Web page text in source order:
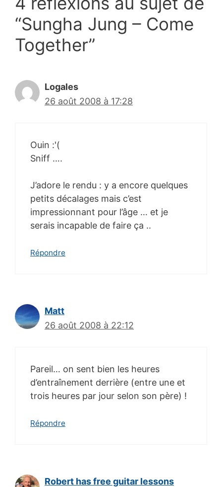
“Sungha Jung – Come
Together”
Logales
26 août 2008 à 17:28
Ouin :'(
Sniff ….
J’adore le rendu : y a encore quelques
petits décalages mais c’est
impressionnant pour l’âge … et je
serais incapable de faire ça ..
Répondre
Matt
26 août 2008 à 22:12
Pareil… on sent bien les heures
d’entraînement derrière (entre une et
trois heures par jour selon son père) !
Répondre
Robert has free guitar lessons